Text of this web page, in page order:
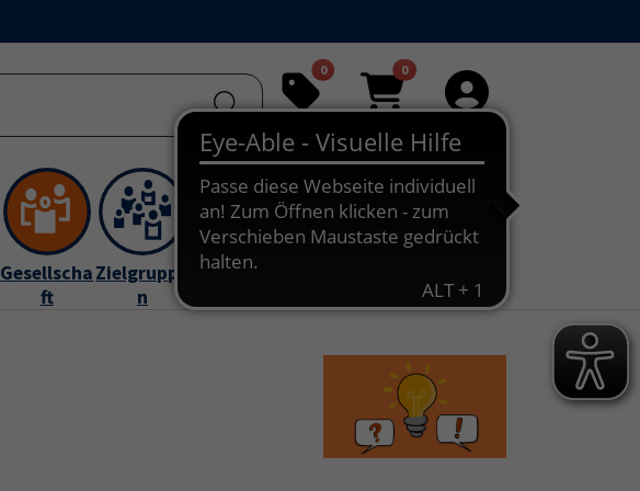
0 0
Anmelden
Gesellscha
ft
Zielgruppe
n